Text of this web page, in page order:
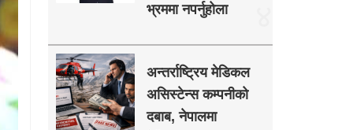
भ्रममा नपर्नुहोला
अन्तर्राष्ट्रिय मेडिकल
असिस्टेन्स कम्पनीको
दबाब, नेपालमा